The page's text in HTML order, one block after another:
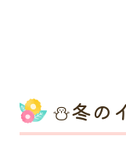
主催：
⛄冬の